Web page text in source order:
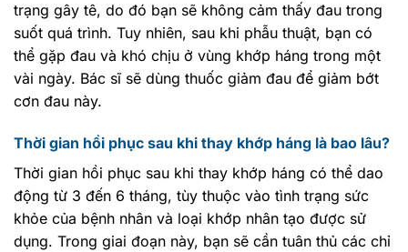
trạng gây tê, do đó bạn sẽ không cảm thấy đau trong
suốt quá trình. Tuy nhiên, sau khi phẫu thuật, bạn có
thể gặp đau và khó chịu ở vùng khớp háng trong một
vài ngày. Bác sĩ sẽ dùng thuốc giảm đau để giảm bớt
cơn đau này.
Thời gian hồi phục sau khi thay khớp háng là bao lâu?
Thời gian hồi phục sau khi thay khớp háng có thể dao
động từ 3 đến 6 tháng, tùy thuộc vào tình trạng sức
khỏe của bệnh nhân và loại khớp nhân tạo được sử
dụng. Trong giai đoạn này, bạn sẽ cần tuân thủ các chỉ